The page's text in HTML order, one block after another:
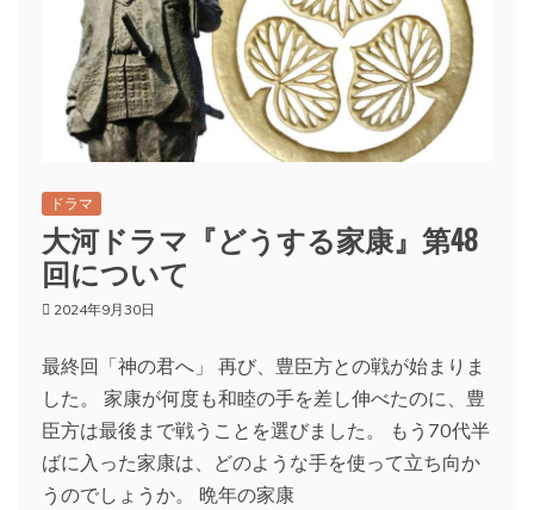
ドラマ
大河ドラマ『どうする家康』第48
回について
2024年9月30日
最終回「神の君へ」 再び、豊臣方との戦が始まりま
した。 家康が何度も和睦の手を差し伸べたのに、豊
臣方は最後まで戦うことを選びました。 もう70代半
ばに入った家康は、どのような手を使って立ち向か
うのでしょうか。 晩年の家康